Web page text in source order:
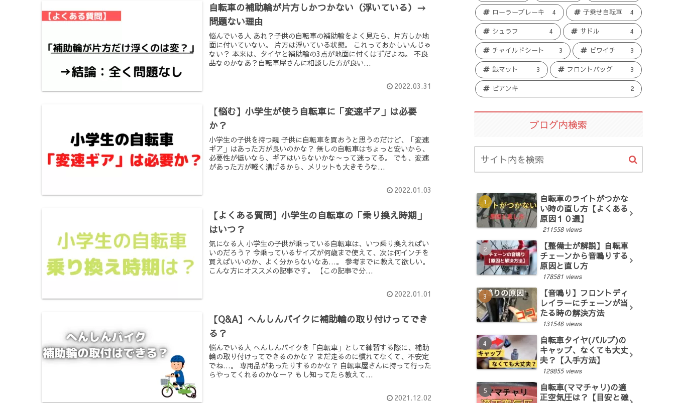
自転車の補助輪が片方しかつかない（浮いている）→
問題ない理由
悩んでいる人 あれ？子供の自転車の補助輪をよく見たら、片方しか地
面に付いていない。 片方は浮いている状態。 これっておかしいんじゃ
ない？ 本来は、タイヤと補助輪の3点が地面に付くはずだよね。 不良
品なのかなあ？自転車屋さんに相談した方が良い...
2022.03.31
【悩む】小学生が使う自転車に「変速ギア」は必要
か？
小学生の子供を持つ親 子供に自転車を買おうと思うのだけど、「変速
ギア」はあった方が良いのかな？ 無しの自転車はちょっと安いから、
必要性が低いなら、ギアはいらないかな～って迷ってる。 でも、変速
があった方が軽く漕げるから、メリットも大きそうな...
2022.01.03
【よくある質問】小学生の自転車の「乗り換え時期」
はいつ？
気になる人 小学生の子供が乗っている自転車は、いつ乗り換えればい
いのだろう？ 今乗っているサイズが何歳まで使えて、次は何インチを
買えばいいのか、よく分からないなあ…。 参考までに教えて欲しい。
こんな方にオススメの記事です。 【この記事で分...
2022.01.01
【Q&A】へんしんバイクに補助輪の取り付けってでき
る？
悩んでいる人 へんしんバイクを「自転車」として練習する際に、補助
輪の取り付けってできるのかな？ まだ走るのに慣れてなくて、不安定
でね…。 専用品があったりするのかな？ 自転車屋さんに持って行った
らやってくれるのかなー？ もし知ってたら教えて...
2021.12.02
ローラーブレーキ 4 子乗せ自転車 4
シュラフ 4 サドル 4
チャイルドシート 3 ビワイチ 3
銀マット 3 フロントバッグ 3
ビアンキ 2
ブログ内検索
自転車のライトがつかな
い時の直し方【よくある
原因１０選】
211558 views
【整備士が解説】自転車
チェーンから音鳴りする
原因と直し方
178581 views
【音鳴り】フロントディ
レイラーにチェーンが当
たる時の解決方法
131546 views
自転車タイヤ(バルブ)の
キャップ、なくても大丈
夫？【入手方法】
129855 views
自転車(ママチャリ)の適
正空気圧は？【目安と確